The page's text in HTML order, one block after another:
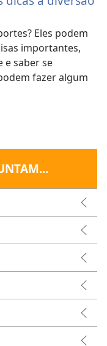
Eles podem
importantes,
e saber se
fazer algum